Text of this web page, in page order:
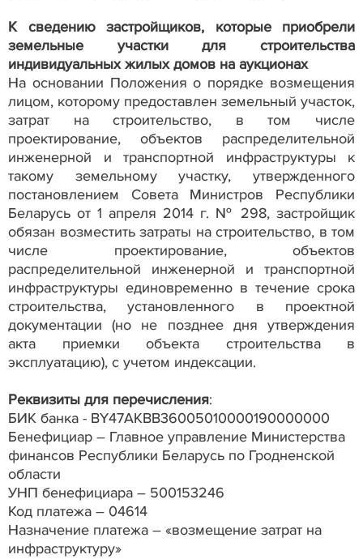
К сведению застройщиков, которые приобрели
земельные участки для строительства
индивидуальных жилых домов на аукционах
На основании Положения о порядке возмещения
лицом, которому предоставлен земельный участок,
затрат на строительство, в том числе
проектирование, объектов распределительной
инженерной и транспортной инфраструктуры к
такому земельному участку, утвержденного
постановлением Совета Министров Республики
Беларусь от 1 апреля 2014 г. № 298, застройщик
обязан возместить затраты на строительство, в том
числе проектирование, объектов
распределительной инженерной и транспортной
инфраструктуры единовременно в течение срока
строительства, установленного в проектной
документации (но не позднее дня утверждения
акта приемки объекта строительства в
эксплуатацию), с учетом индексации.
Реквизиты для перечисления:
БИК банка - ВY47АКВВ36005010000190000000
Бенефициар – Главное управление Министерства
финансов Республики Беларусь по Гродненской
области
УНП бенефициара – 500153246
Код платежа – 04614
Назначение платежа – «возмещение затрат на
инфраструктуру»